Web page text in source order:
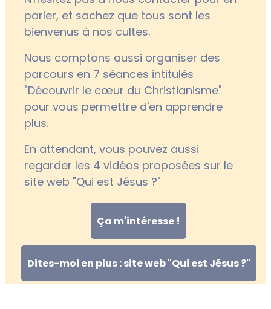
parler, et sachez que tous sont les
bienvenus à nos cultes.
Nous comptons aussi organiser des
parcours en 7 séances intitulés
"Découvrir le cœur du Christianisme"
pour vous permettre d'en apprendre
plus.
En attendant, vous pouvez aussi
regarder les 4 vidéos proposées sur le
site web "Qui est Jésus ?"
Ça m'intéresse !
Dites-moi en plus : site web "Qui est Jésus ?"